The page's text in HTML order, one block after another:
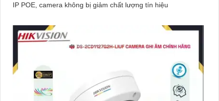
IP POE, camera không bị giảm chất lượng tín hiệu